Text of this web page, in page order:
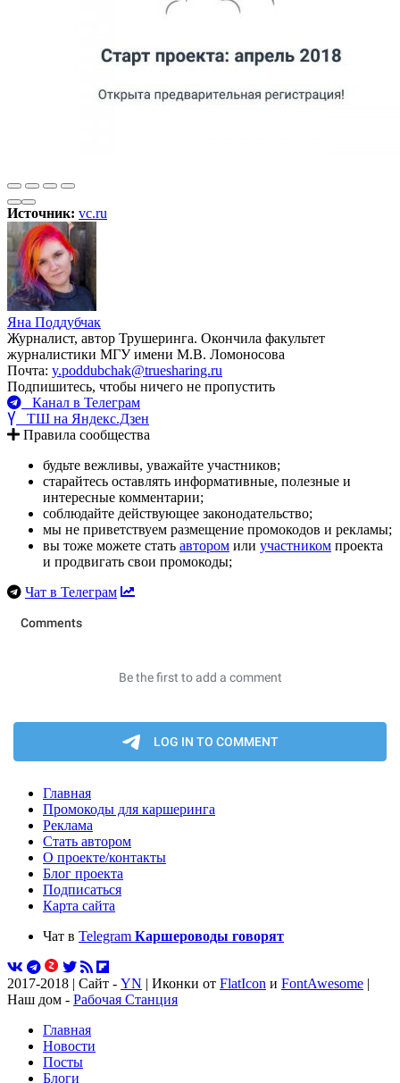
Источник: vc.ru
Яна Поддубчак
Журналист, автор Трушеринга. Окончила факультет
журналистики МГУ имени М.В. Ломоносова
Почта: y.poddubchak@truesharing.ru
Подпишитесь, чтобы ничего не пропустить
Канал в Телеграм
ТШ на Яндекс.Дзен
Правила сообщества
будьте вежливы, уважайте участников;
старайтесь оставлять информативные, полезные и
интересные комментарии;
соблюдайте действующее законодательство;
мы не приветствуем размещение промокодов и рекламы;
вы тоже можете стать автором или участником проекта
и продвигать свои промокоды;
Чат в Телеграм
Главная
Промокоды для каршеринга
Реклама
Стать автором
О проекте/контакты
Блог проекта
Подписаться
Карта сайта
Чат в Telegram Каршероводы говорят
2017-2018 | Сайт - YN | Иконки от FlatIcon и FontAwesome |
Наш дом - Рабочая Станция
Главная
Новости
Посты
Блоги